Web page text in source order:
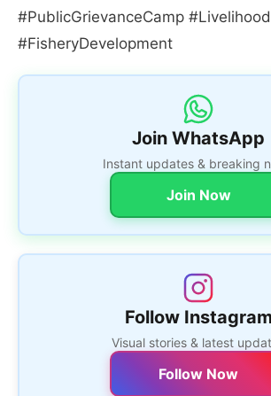
#PublicGrievanceCamp
#FisheryDevelopment
Join WhatsApp
Instant updates & breaking
Join Now
Follow Instagram
Visual stories & latest
Follow Now